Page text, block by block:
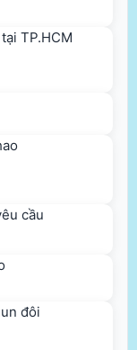
TP.HCM
cầu
đôi